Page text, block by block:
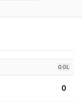
GOL
0